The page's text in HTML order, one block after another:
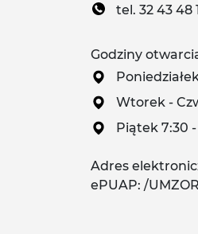
tel. 32 43 48
Godziny
Wtorek -
Piątek 7:30 -
Adres
ePUAP: /